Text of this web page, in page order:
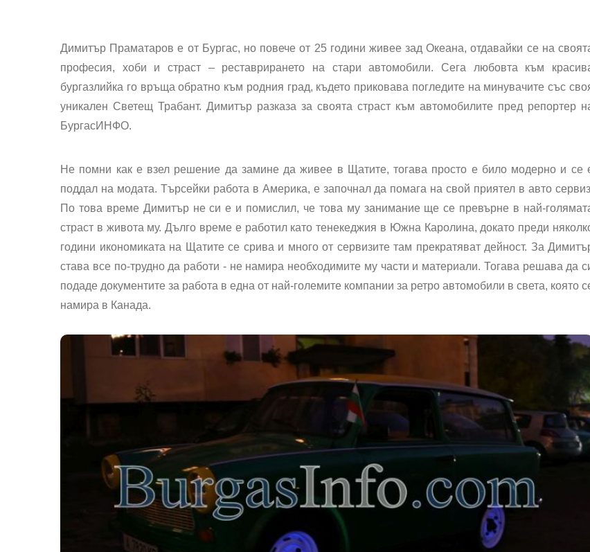
Димитър Праматаров е от Бургас, но повече от 25 години живее зад Океана, отдавайки се на
професия, хоби и страст – реставрирането на стари автомобили. Сега любовта към
бургазлийка го връща обратно към родния град, където приковава погледите на минувачите със
уникален Светещ Трабант. Димитър разказа за своята страст към автомобилите пред репортер
БургасИНФО.
Не помни как е взел решение да замине да живее в Щатите, тогава просто е било модерно и се
поддал на модата. Търсейки работа в Америка, е започнал да помага на свой приятел в авто
По това време Димитър не си е и помислил, че това му занимание ще се превърне в най-
страст в живота му. Дълго време е работил като тенекеджия в Южна Каролина, докато преди
години икономиката на Щатите се срива и много от сервизите там прекратяват дейност. За
става все по-трудно да работи - не намира необходимите му части и материали. Тогава решава да
подаде документите за работа в една от най-големите компании за ретро автомобили в света, която
намира в Канада.